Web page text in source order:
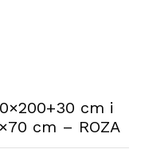
cm i
cm – ROZA